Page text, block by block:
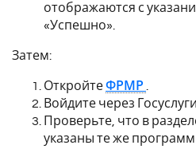
отображаются с
«Успешно».
Затем:
ОткройтеФРМР
Войдите через Госуслуги.
Проверьте, что в
указаны те же